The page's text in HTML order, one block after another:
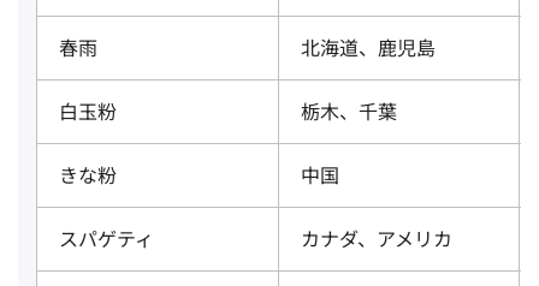
春雨 北海道、鹿児島
白玉粉 栃木、千葉
きな粉 中国
スパゲティ カナダ、アメリカ